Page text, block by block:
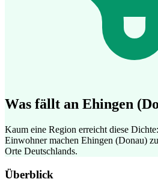
Was fällt an Ehingen
Kaum eine Region erreicht diese
Einwohner machen Ehingen (Donau)
Orte Deutschlands.
Überblick